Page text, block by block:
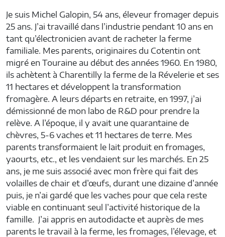
Je suis Michel Galopin, 54 ans, éleveur fromager depuis
25 ans. J’ai travaillé dans l’industrie pendant 10 ans en
tant qu’électronicien avant de racheter la ferme
familiale. Mes parents, originaires du Cotentin ont
migré en Touraine au début des années 1960. En 1980,
ils achètent à Charentilly la ferme de la Révelerie et ses
11 hectares et développent la transformation
fromagère. A leurs départs en retraite, en 1997, j’ai
démissionné de mon labo de R&D pour prendre la
relève. A l’époque, il y avait une quarantaine de
chèvres, 5-6 vaches et 11 hectares de terre. Mes
parents transformaient le lait produit en fromages,
yaourts, etc., et les vendaient sur les marchés. En 25
ans, je me suis associé avec mon frère qui fait des
volailles de chair et d’œufs, durant une dizaine d’année
puis, je n’ai gardé que les vaches pour que cela reste
viable en continuant seul l’activité historique de la
famille. J’ai appris en autodidacte et auprès de mes
parents le travail à la ferme, les fromages, l’élevage, et